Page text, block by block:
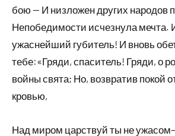
бою — И низложен других народов
Непобедимости исчезнула мечта.
ужаснейший губитель! И вновь
тебе:«Гряди, спаситель! Гряди, о
войны свята; Но, возвратив покой
кровью,
Над миром царствуй ты не